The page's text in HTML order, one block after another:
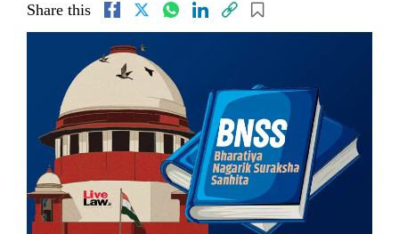
Share this